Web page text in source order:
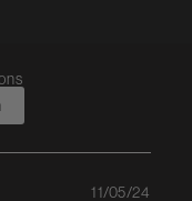
11/05/24